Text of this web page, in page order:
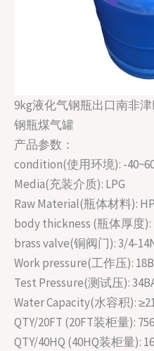
9kg液化气钢瓶出口南非
钢瓶煤气罐
产品参数：
condition(使用环境): -
Media(充装介质): LPG
Raw Material(瓶体材料):
body thickness (瓶体厚度):
brass valve(铜阀门): 3/4-
Work pressure(工作压):
Test Pressure(测试压):
Water Capacity(水容积):
QTY/20FT (20FT装柜量):
QTY/40HQ (40HQ装柜量):